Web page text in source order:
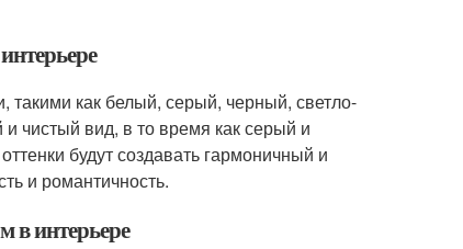
такими как белый, серый, черный, светло-
чистый вид, в то время как серый и
будут создавать гармоничный и
и романтичность.
в интерьере